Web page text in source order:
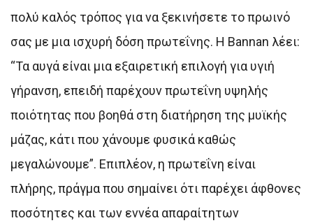
πολύ καλός τρόπος για να ξεκινήσετε το πρωινό
σας με μια ισχυρή δόση πρωτεΐνης. Η Bannan λέει:
“Τα αυγά είναι μια εξαιρετική επιλογή για υγιή
γήρανση, επειδή παρέχουν πρωτεΐνη υψηλής
ποιότητας που βοηθά στη διατήρηση της μυϊκής
μάζας, κάτι που χάνουμε φυσικά καθώς
μεγαλώνουμε”. Επιπλέον, η πρωτεΐνη είναι
πλήρης, πράγμα που σημαίνει ότι παρέχει άφθονες
ποσότητες και των εννέα απαραίτητων